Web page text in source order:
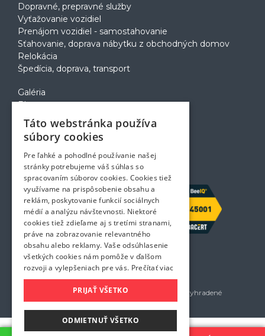
Dopravné, prepravné služby
Vyťažovanie vozidiel
Prenájom vozidiel - samostahovanie
Sťahovanie, doprava nábytku z obchodných domov
Relokácia
Špedícia, doprava, transport
Galéria
Blog
Voľné pozície
Zapožičanie krabíc
Rady a tipy pri sťahovaní
Prepravný poriadok
Kontakt
Golem services, s.r.o. 2026 - Všetky práva vyhradené
Všetky uvedené ceny sú bez DPH
Táto webstránka používa
súbory cookies
Pre ľahké a pohodlné používanie našej
stránky potrebujeme váš súhlas so
spracovaním súborov cookies. Cookies tiež
využívame na prispôsobenie obsahu a
reklám, poskytovanie funkcií sociálnych
médií a analýzu návštevnosti. Niektoré
cookies tiež zdieľame aj s tretími stranami,
práve na zobrazovanie relevantného
obsahu alebo reklamy. Vaše odsúhlasenie
všetkých cookies nám pomôže v ďalšom
rozvoji a vylepšeniach pre vás. Prečítať viac
PRIJAŤ VŠETKO
ODMIETNUŤ VŠETKO